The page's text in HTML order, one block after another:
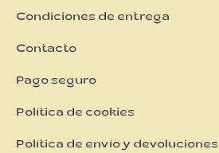
Condiciones de entrega
Contacto
Pago seguro
Política de cookies
Política de envío y devoluciones